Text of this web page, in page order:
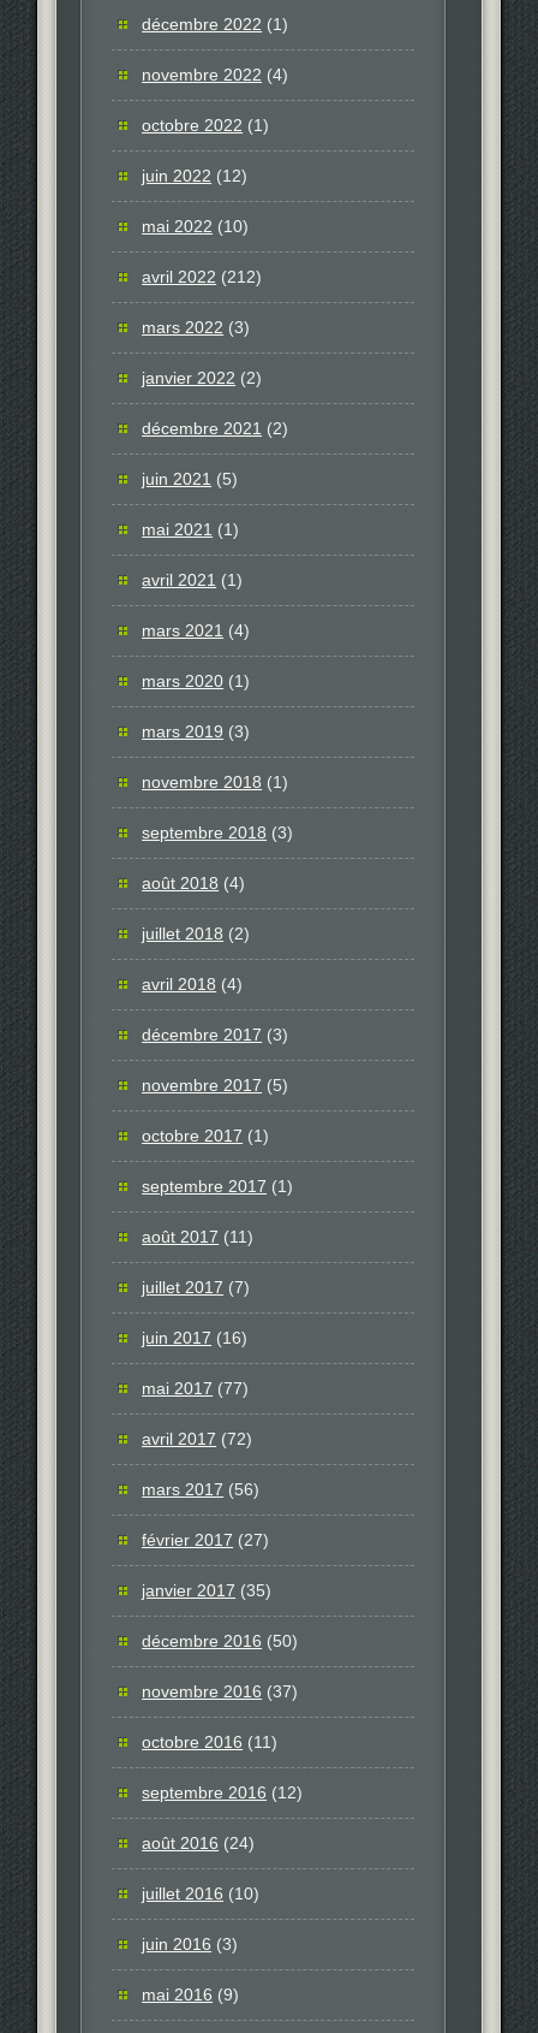
décembre 2022 (1)
novembre 2022 (4)
octobre 2022 (1)
juin 2022 (12)
mai 2022 (10)
avril 2022 (212)
mars 2022 (3)
janvier 2022 (2)
décembre 2021 (2)
juin 2021 (5)
mai 2021 (1)
avril 2021 (1)
mars 2021 (4)
mars 2020 (1)
mars 2019 (3)
novembre 2018 (1)
septembre 2018 (3)
août 2018 (4)
juillet 2018 (2)
avril 2018 (4)
décembre 2017 (3)
novembre 2017 (5)
octobre 2017 (1)
septembre 2017 (1)
août 2017 (11)
juillet 2017 (7)
juin 2017 (16)
mai 2017 (77)
avril 2017 (72)
mars 2017 (56)
février 2017 (27)
janvier 2017 (35)
décembre 2016 (50)
novembre 2016 (37)
octobre 2016 (11)
septembre 2016 (12)
août 2016 (24)
juillet 2016 (10)
juin 2016 (3)
mai 2016 (9)